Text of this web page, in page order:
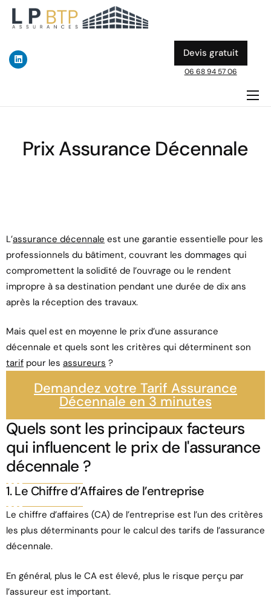
DOMMAGE OUVRAGE
Devis gratuit
06 68 94 57 06
Prix Assurance Décennale
L’assurance décennale est une garantie essentielle pour les
professionnels du bâtiment, couvrant les dommages qui
compromettent la solidité de l’ouvrage ou le rendent
impropre à sa destination pendant une durée de dix ans
après la réception des travaux.
Mais quel est en moyenne le prix d’une assurance
décennale et quels sont les critères qui déterminent son
tarif pour les assureurs ?
Demandez votre Tarif Assurance
Décennale en 3 minutes
Quels sont les principaux facteurs
qui influencent le prix de l'assurance
décennale ?
1. Le Chiffre d’Affaires de l’entreprise
Le chiffre d’affaires (CA) de l’entreprise est l’un des critères
les plus déterminants pour le calcul des tarifs de l’assurance
décennale.
En général, plus le CA est élevé, plus le risque perçu par
l’assureur est important.